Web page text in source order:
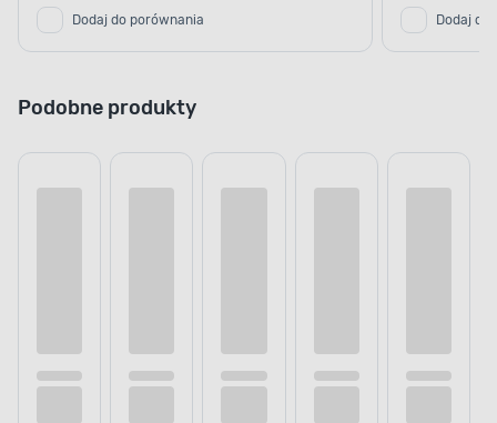
Dodaj do porównania Dodaj do
Podobne produkty